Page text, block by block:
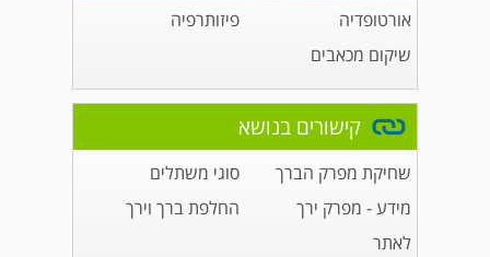
אורטופדיה
פיזותרפיה
שיקום מכאבים
קישורים בנושא
שחיקת מפרק הברך
סוגי משתלים
מידע - מפרק ירך
החלפת ברך וירך
לאתר